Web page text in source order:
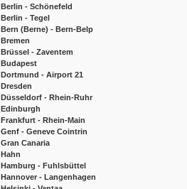
Berlin - Schönefeld
Berlin - Tegel
Bern (Berne) - Bern-Belp
Bremen
Brüssel - Zaventem
Budapest
Dortmund - Airport 21
Dresden
Düsseldorf - Rhein-Ruhr
Edinburgh
Frankfurt - Rhein-Main
Genf - Geneve Cointrin
Gran Canaria
Hahn
Hamburg - Fuhlsbüttel
Hannover - Langenhagen